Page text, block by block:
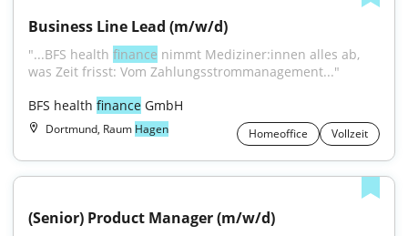
Business Line Lead (m/w/d)
"...BFS health finance nimmt Mediziner:innen alles ab,
was Zeit frisst: Vom Zahlungsstrommanagement..."
BFS health finance GmbH
Dortmund, Raum Hagen Homeoffice Vollzeit
(Senior) Product Manager (m/w/d)